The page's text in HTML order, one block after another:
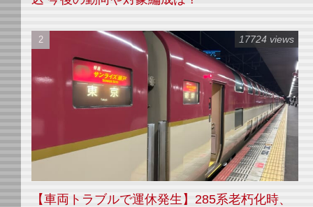
【車両トラブルで運休発生】285系老朽化時、
17724 views